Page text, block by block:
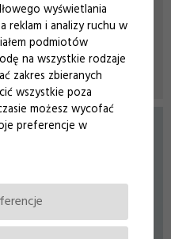
wyświetlania
reklam i analizy ruchu w
podmiotów
na wszystkie rodzaje
zakres zbieranych
wszystkie poza
możesz wycofać
preferencje w